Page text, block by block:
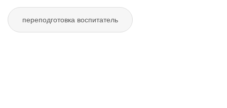
переподготовка воспитатель